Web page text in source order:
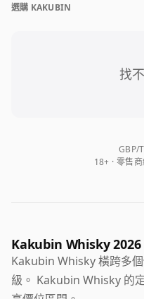
選購 KAKUBIN
找
GBP/
18+ · 零售
Kakubin Whisky 2026
Kakubin Whisky 橫跨多
級。 Kakubin Whisky 的